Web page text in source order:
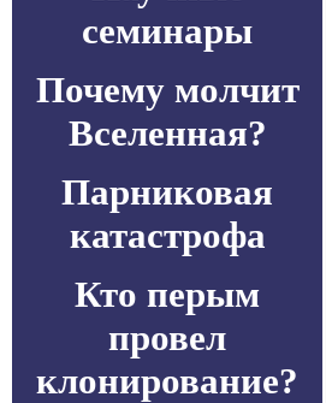
семинары
Почему молчит
Вселенная?
Парниковая
катастрофа
Кто перым
провел
клонирование?